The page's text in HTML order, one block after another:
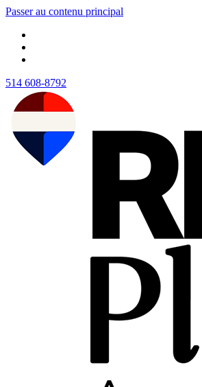
Passer au contenu principal
514 608-8792